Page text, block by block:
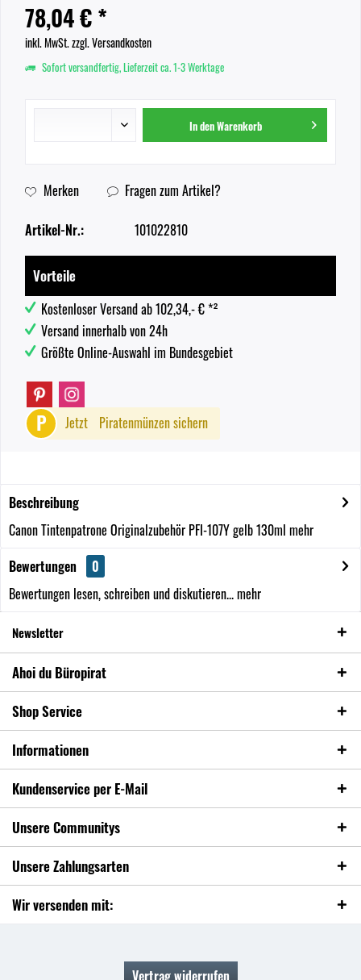
78,04 € *
inkl. MwSt.zzgl. Versandkosten
Sofort versandfertig, Lieferzeit ca. 1-3 Werktage
In denWarenkorb
Merken Fragen zum Artikel?
Artikel-Nr.: 101022810
Vorteile
Kostenloser Versand ab 102,34,- € *²
Versand innerhalb von 24h
Größte Online-Auswahl im Bundesgebiet
P Jetzt Piratenmünzen sichern
Beschreibung
Canon Tintenpatrone Originalzubehör PFI-107Y gelb 130ml mehr
Bewertungen
0
Bewertungen lesen, schreiben und diskutieren...mehr
Newsletter
Ahoi du Büropirat
Shop Service
Informationen
Kundenservice per E-Mail
Unsere Communitys
Unsere Zahlungsarten
Wir versenden mit: